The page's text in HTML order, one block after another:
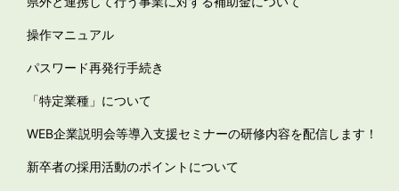
操作マニュアル
パスワード再発行手続き
「特定業種」について
WEB企業説明会等導入支援セミナーの研修内容を配信します！
新卒者の採用活動のポイントについて